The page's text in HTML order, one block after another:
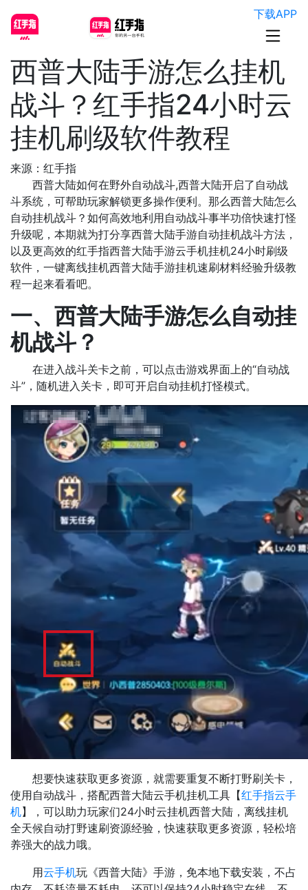
下载APP
西普大陆手游怎么挂机
战斗？红手指24小时云
挂机刷级软件教程
来源：红手指
西普大陆如何在野外自动战斗,西普大陆开启了自动战
斗系统，可帮助玩家解锁更多操作便利。那么西普大陆怎么
自动挂机战斗？如何高效地利用自动战斗事半功倍快速打怪
升级呢，本期就为打分享西普大陆手游自动挂机战斗方法，
以及更高效的红手指西普大陆手游云手机挂机24小时刷级
软件，一键离线挂机西普大陆手游挂机速刷材料经验升级教
程一起来看看吧。
一、西普大陆手游怎么自动挂
机战斗？
在进入战斗关卡之前，可以点击游戏界面上的“自动战
斗”，随机进入关卡，即可开启自动挂机打怪模式。
想要快速获取更多资源，就需要重复不断打野刷关卡，
使用自动战斗，搭配西普大陆云手机挂机工具【红手指云手
机】，可以助力玩家们24小时云挂机西普大陆，离线挂机
全天候自动打野速刷资源经验，快速获取更多资源，轻松培
养强大的战力哦。
用云手机玩《西普大陆》手游，免本地下载安装，不占